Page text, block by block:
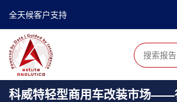
全天候客户支持
科威特轻型商用车改装市场——